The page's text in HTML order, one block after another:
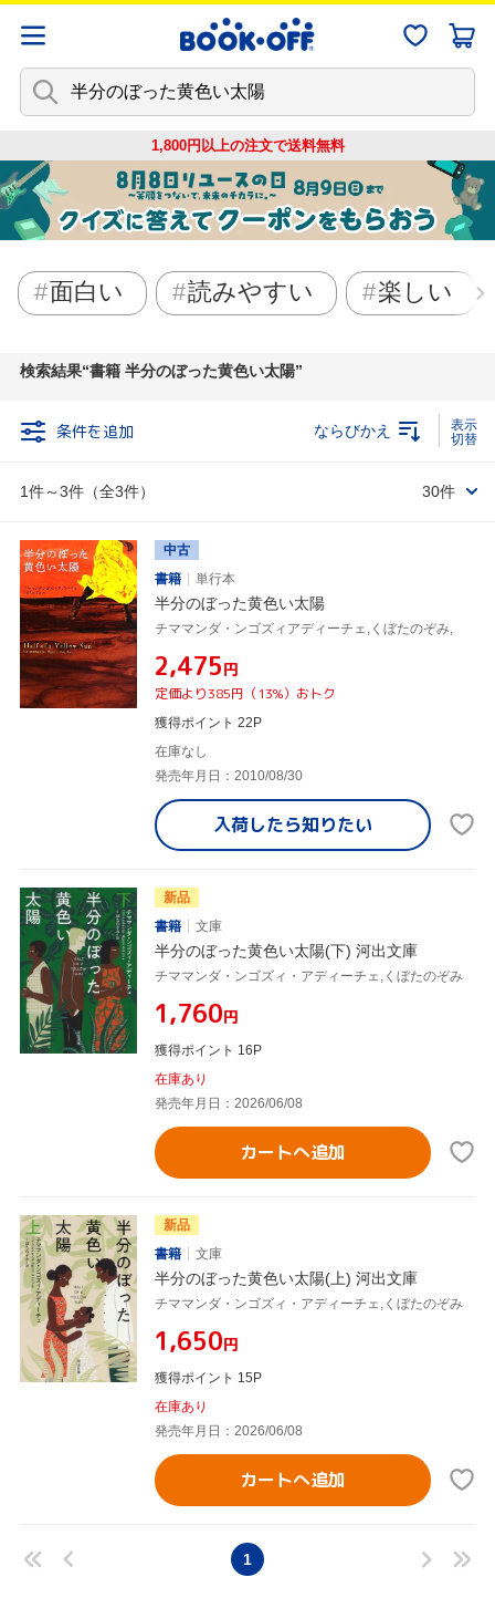
1,800円以上の注文で送料無料
面白い 読みやすい 楽しい
検索結果 書籍 半分のぼった黄色い太陽
条件を追加
1件～3件（全3件）
ならびかえ
30件
中古
書籍
単行本
半分のぼった黄色い太陽
チママンダ・ンゴズィアディーチェ,くぼたのぞみ,
¥2,475円
定価より385円（13%）おトク
獲得ポイント 22P
在庫なし
発売年月日：2010/08/30
入荷したら知りたい
新品
書籍
文庫
半分のぼった黄色い太陽(下) 河出文庫
チママンダ・ンゴズィ・アディーチェ,くぼたのぞみ
¥1,760円
獲得ポイント 16P
在庫あり
発売年月日：2026/06/08
カートへ追加
新品
書籍
文庫
半分のぼった黄色い太陽(上) 河出文庫
チママンダ・ンゴズィ・アディーチェ,くぼたのぞみ
¥1,650円
獲得ポイント 15P
在庫あり
発売年月日：2026/06/08
カートへ追加
1